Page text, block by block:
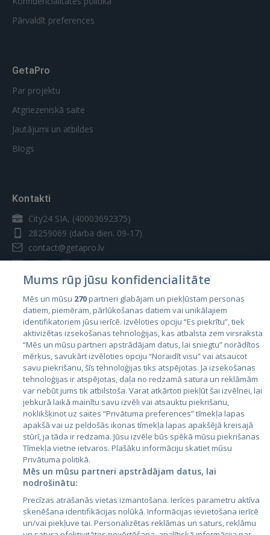
Pārvaldīt preferences
GetaPro
Par projektu
Atgriezeniskā saite
Jautājumi un atbildes
Blogs
Kontakti
City24 SIA, (40003692375)
28259069 (darba dien. 09-17)
contact@getapro.lv
Valstis
Igaunija
Latvija
Lietuva
City24.lv
City24.ee
GetaPro.lv
GetaPro.ee
Kainos.lt
Paslaugos.lt
auto24.ee
Mums rūp jūsu konfidencialitāte
Mēs un mūsu 270partneri glabājam un piekļūstam personas
datiem, piemēram, pārlūkošanas datiem vai unikālajiem
identifikatoriem jūsu ierīcē. Izvēloties opciju “Es piekrītu”, tiek
aktivizētas izsekošanas tehnoloģijas, kas atbalsta zem virsraksta
“Mēs un mūsu partneri apstrādājam datus, lai sniegtu” norādītos
mērķus, savukārt izvēloties opciju “Noraidīt visu” vai atsaucot
savu piekrišanu, šīs tehnoloģijas tiks atspējotas. Ja izsekošanas
tehnoloģijas ir atspējotas, daļa no redzamā satura un reklāmām
var nebūt jums tik atbilstoša. Varat atkārtoti piekļūt šai izvēlnei, lai
jebkurā laikā mainītu savu izvēli vai atsauktu piekrišanu,
noklikšķinot uz saites “Privātuma preferences” tīmekļa lapas
apakšā vai uz peldošās ikonas tīmekļa lapas apakšējā kreisajā
stūrī, ja tāda ir redzama. Jūsu izvēle būs spēkā mūsu piekrišanas
Tīmekļa vietne ietvaros. Plašāku informāciju skatiet mūsu
Privātuma politikā.
Mēs un mūsu partneri apstrādājam datus, lai
nodrošinātu:
Precīzas atrašanās vietas izmantošana. Ierīces parametru aktīva
skenēšana identifikācijas nolūkā. Informācijas ievietošana ierīcē
un/vai piekļuve tai. Personalizētas reklāmas un saturs, reklāmu